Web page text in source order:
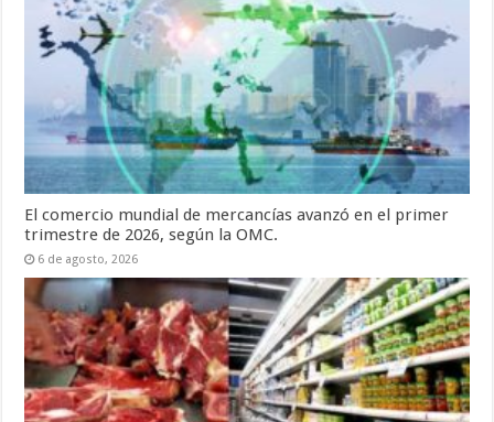
El comercio mundial de mercancías avanzó en el primer
trimestre de 2026, según la OMC.
6 de agosto, 2026